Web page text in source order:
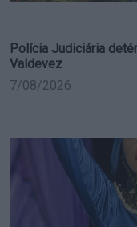
Polícia Judiciária
Valdevez
7/08/2026